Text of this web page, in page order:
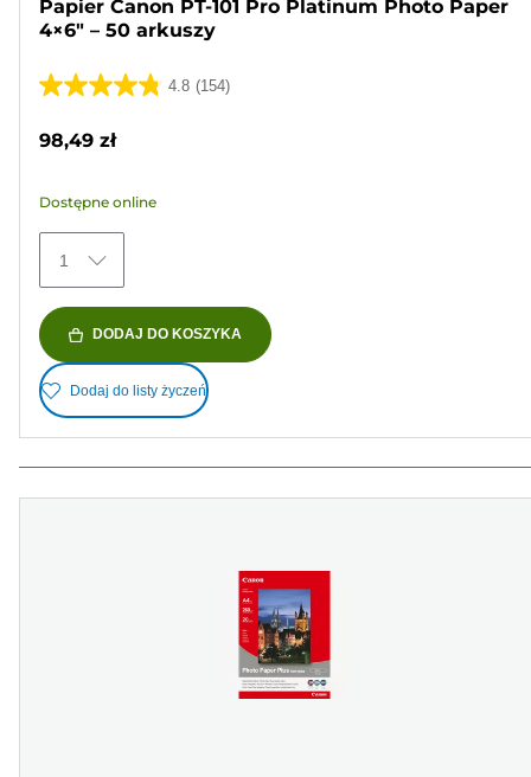
Papier Canon PT-101 Pro Platinum Photo Paper
4×6" – 50 arkuszy
4.8 (154)
4.8
5
154
Recenzji
98,49 zł
Dostępne online
1
DODAJ DO KOSZYKA
Dodaj do listy życzeń